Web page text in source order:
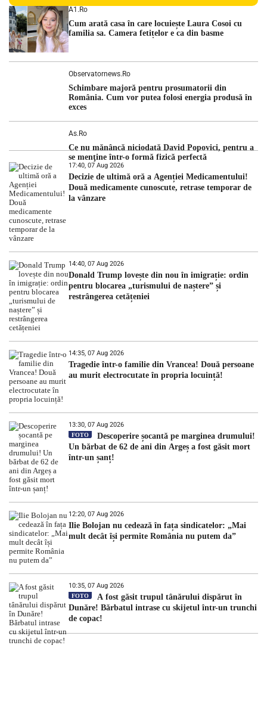
Centralei Nucleare de la Cernavodă. România se confruntă
cu una dintre cele mai dificile perioade din punct de vedere
hidrologic din ultimii ani. Lipsa […]
A1.ro
Cum arată casa în care locuiește Laura Cosoi cu
familia sa. Camera fetițelor e ca din basme
Observatornews.ro
Schimbare majoră pentru prosumatorii din
România. Cum vor putea folosi energia produsă în
exces
As.ro
Ce nu mănâncă niciodată David Popovici, pentru a
se menţine într-o formă fizică perfectă
17:40, 07 Aug 2026
Decizie de ultimă oră a Agenției Medicamentului!
Două medicamente cunoscute, retrase temporar de
la vânzare
14:40, 07 Aug 2026
Donald Trump lovește din nou în imigrație: ordin
pentru blocarea „turismului de naștere” și
restrângerea cetățeniei
14:35, 07 Aug 2026
Tragedie într-o familie din Vrancea! Două persoane
au murit electrocutate în propria locuință!
13:30, 07 Aug 2026
FOTO
Descoperire șocantă pe marginea drumului!
Un bărbat de 62 de ani din Argeș a fost găsit mort
într-un șanț!
12:20, 07 Aug 2026
Ilie Bolojan nu cedează în fața sindicatelor: „Mai
mult decât își permite România nu putem da”
10:35, 07 Aug 2026
FOTO
A fost găsit trupul tânărului dispărut în
Dunăre! Bărbatul intrase cu skijetul într-un trunchi
de copac!